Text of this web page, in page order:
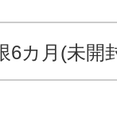
6カ月(未開